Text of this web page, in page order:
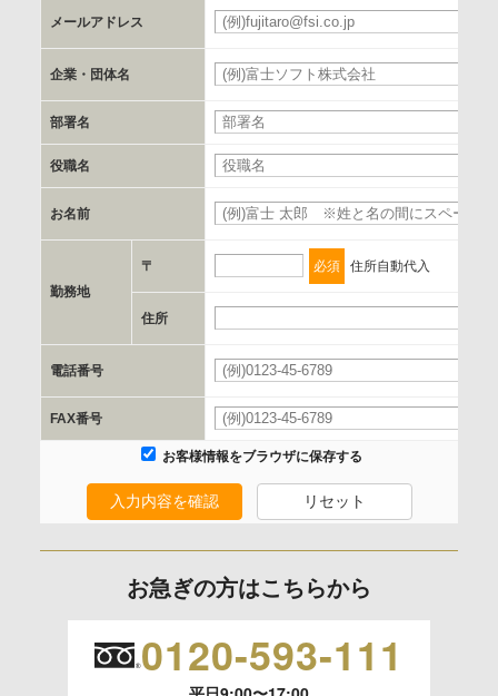
お客様のご氏名、フリガナ、企業・団体名、部署名、役職、
郵便番号、住所、電話番号、FAX番号、メールアドレス
c.第三者への提供の手段または手法
書類の送付又は電子的な方法
d.提供先および管理者
当社とイベント/セミナーを共同で開催する企業/団体
e.個人情報取り扱いに関する契約
当社と当該企業/団体とは、個人情報取扱に関する覚書の締結
を行います。
委託の有無
利用目的の通知、開示、内容の訂正、追加または削除、利用
います。）に応じます。
開示等のご請求は、下記お問い合わせ先窓口へご連絡願いま
メールアドレス
企業・団体名
部署名
役職名
お名前
勤務地
〒 必須 住所自動代入
住所
電話番号
FAX番号
お客様情報をブラウザに保存する
入力内容を確認 リセット
お急ぎの方はこちらから
0120-593-111